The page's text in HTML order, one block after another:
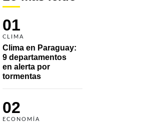
01
CLIMA
Clima en Paraguay:
9 departamentos
en alerta por
tormentas
02
ECONOMÍA